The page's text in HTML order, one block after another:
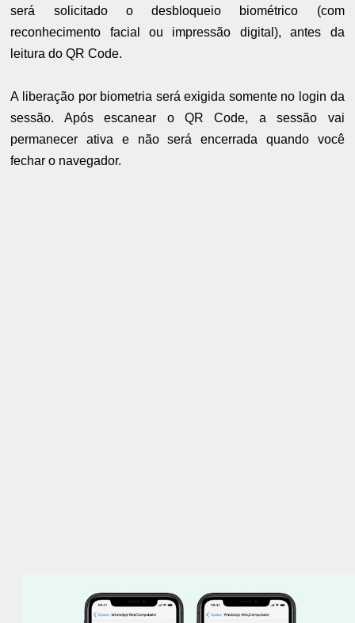
será solicitado o desbloqueio biométrico (com
reconhecimento facial ou impressão digital), antes da
leitura do QR Code.
A liberação por biometria será exigida somente no login da
sessão. Após escanear o QR Code, a sessão vai
permanecer ativa e não será encerrada quando você
fechar o navegador.